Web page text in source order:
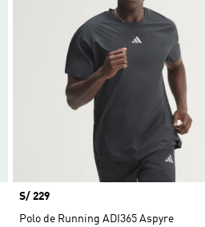
Precio
S/ 229
Polo de Running ADI365 Aspyre